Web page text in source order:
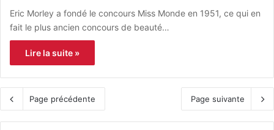
Eric Morley a fondé le concours Miss Monde en 1951, ce qui en
fait le plus ancien concours de beauté…
Lire la suite »
Page précédente Page suivante